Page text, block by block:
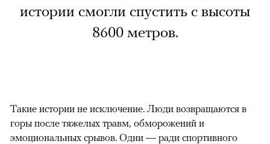
истории смогли спустить с высоты
8600 метров.
Такие истории не исключение. Люди возвращаются в
горы после тяжелых травм, обморожений и
эмоциональных срывов. Одни — ради спортивного